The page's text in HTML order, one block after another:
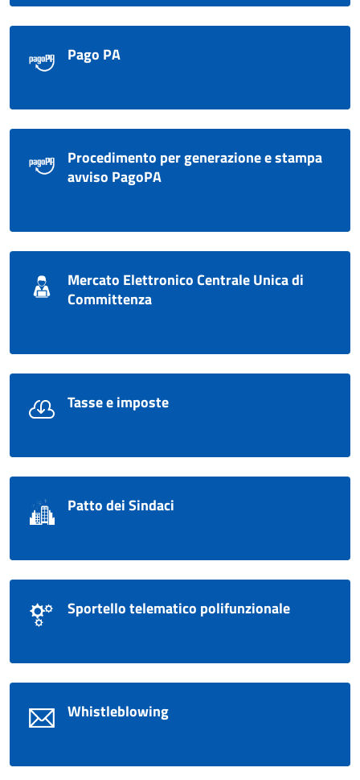
Pago PA
Procedimento per generazione e stampa
avviso PagoPA
Mercato Elettronico Centrale Unica di
Committenza
Tasse e imposte
Patto dei Sindaci
Sportello telematico polifunzionale
Whistleblowing